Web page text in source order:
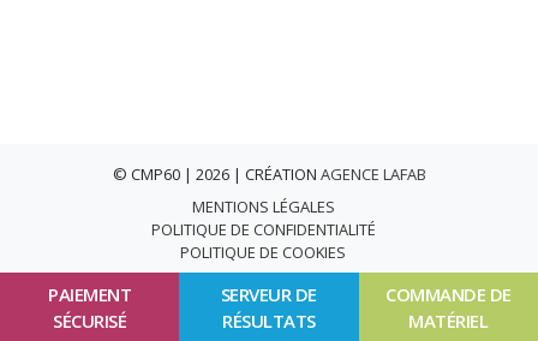
PAIEMENT
SÉCURISÉ
SERVEUR DE
RÉSULTATS
COMMANDE DE
MATÉRIEL
© CMP60 | 2026 | CRÉATION AGENCE LAFAB
MENTIONS LÉGALES
POLITIQUE DE CONFIDENTIALITÉ
POLITIQUE DE COOKIES